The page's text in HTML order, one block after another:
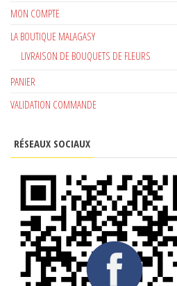
MON COMPTE
LA BOUTIQUE MALAGASY
LIVRAISON DE BOUQUETS DE FLEURS
PANIER
VALIDATION COMMANDE
RÉSEAUX SOCIAUX